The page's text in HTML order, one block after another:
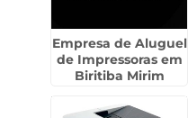
Empresa de Aluguel
de Impressoras em
Biritiba Mirim